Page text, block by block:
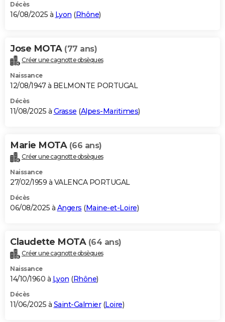
Décès
16/08/2025 à Lyon (Rhône)
Jose MOTA (77 ans)
Créer une cagnotte obsèques
Naissance
12/08/1947 à BELMONTE PORTUGAL
Décès
11/08/2025 à Grasse (Alpes-Maritimes)
Marie MOTA (66 ans)
Créer une cagnotte obsèques
Naissance
27/02/1959 à VALENCA PORTUGAL
Décès
06/08/2025 à Angers (Maine-et-Loire)
Claudette MOTA (64 ans)
Créer une cagnotte obsèques
Naissance
14/10/1960 à Lyon (Rhône)
Décès
11/06/2025 à Saint-Galmier(Loire)